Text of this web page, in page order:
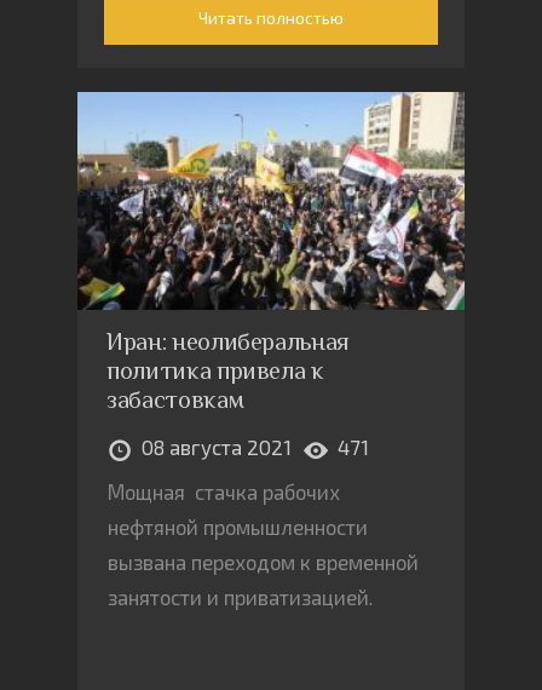
Читать полностью
Иран: неолиберальная
политика привела к
забастовкам
08 августа 2021
471
Мощная стачка рабочих
нефтяной промышленности
вызвана переходом к временной
занятости и приватизацией.